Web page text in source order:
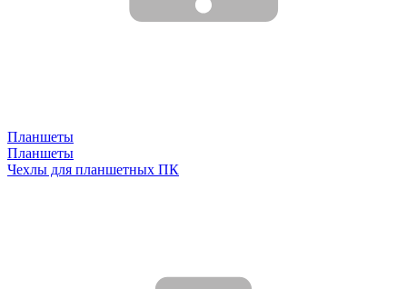
Планшеты
Планшеты
Чехлы для планшетных ПК